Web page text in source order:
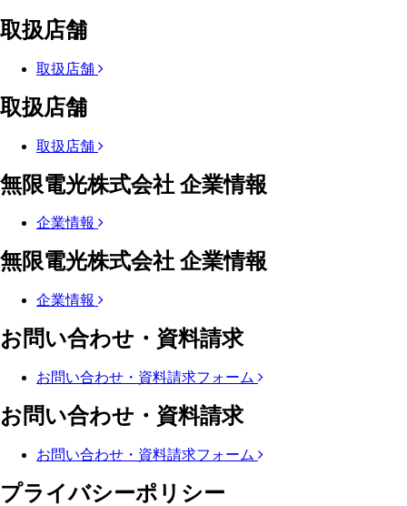
取扱店舗
取扱店舗
取扱店舗
取扱店舗
無限電光株式会社 企業情報
企業情報
無限電光株式会社 企業情報
企業情報
お問い合わせ・資料請求
お問い合わせ・資料請求フォーム
お問い合わせ・資料請求
お問い合わせ・資料請求フォーム
プライバシーポリシー